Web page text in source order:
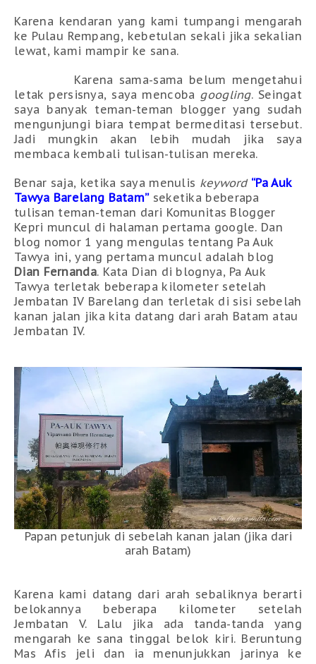
Karena kendaran yang kami tumpangi mengarah
ke Pulau Rempang, kebetulan sekali jika sekalian
lewat, kami mampir ke sana.
Karena sama-sama belum mengetahui
letak persisnya, saya mencoba googling. Seingat
saya banyak teman-teman blogger yang sudah
mengunjungi biara tempat bermeditasi tersebut.
Jadi mungkin akan lebih mudah jika saya
membaca kembali tulisan-tulisan mereka.
Benar saja, ketika saya menulis keyword “Pa Auk
Tawya Barelang Batam”seketika beberapa
tulisan teman-teman dari Komunitas Blogger
Kepri muncul di halaman pertama google. Dan
blog nomor 1 yang mengulas tentang Pa Auk
Tawya ini, yang pertama muncul adalah blog
Dian Fernanda. Kata Dian di blognya, Pa Auk
Tawya terletak beberapa kilometer setelah
Jembatan IV Barelang dan terletak di sisi sebelah
kanan jalan jika kita datang dari arah Batam atau
Jembatan IV.
Papan petunjuk di sebelah kanan jalan (jika dari
arah Batam)
Karena kami datang dari arah sebaliknya berarti
belokannya beberapa kilometer setelah
Jembatan V. Lalu jika ada tanda-tanda yang
mengarah ke sana tinggal belok kiri. Beruntung
Mas Afis jeli dan ia menunjukkan jarinya ke